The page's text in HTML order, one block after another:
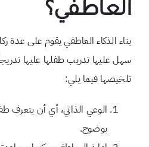
العاطفي؟
بناء الذكاء العاطفي يقوم على عدة
سهل عليها تدريب طفلها عليها
تلخيصها فيما يلي:
الوعي الذاتي، أي أن
بوضوح.